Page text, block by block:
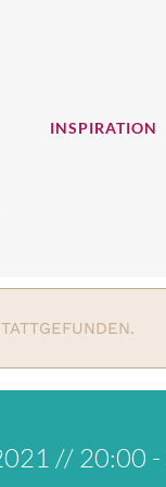
INSPIRATION
// 20:00 -